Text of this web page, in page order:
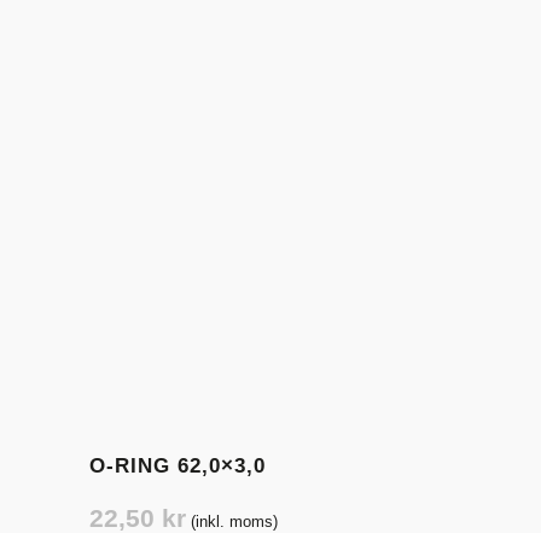
O-RING 62,0×3,0
22,50 kr (inkl. moms)